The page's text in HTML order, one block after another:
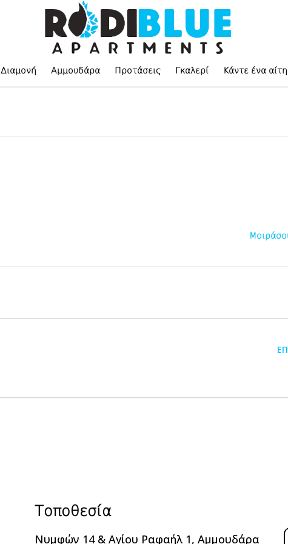
Διαμονή Αμμουδάρα Προτάσεις Γκαλερί Κάντε ένα
Τοποθεσία
Νυμφών 14 & Αγίου Ραφαήλ 1, Αμμουδάρα